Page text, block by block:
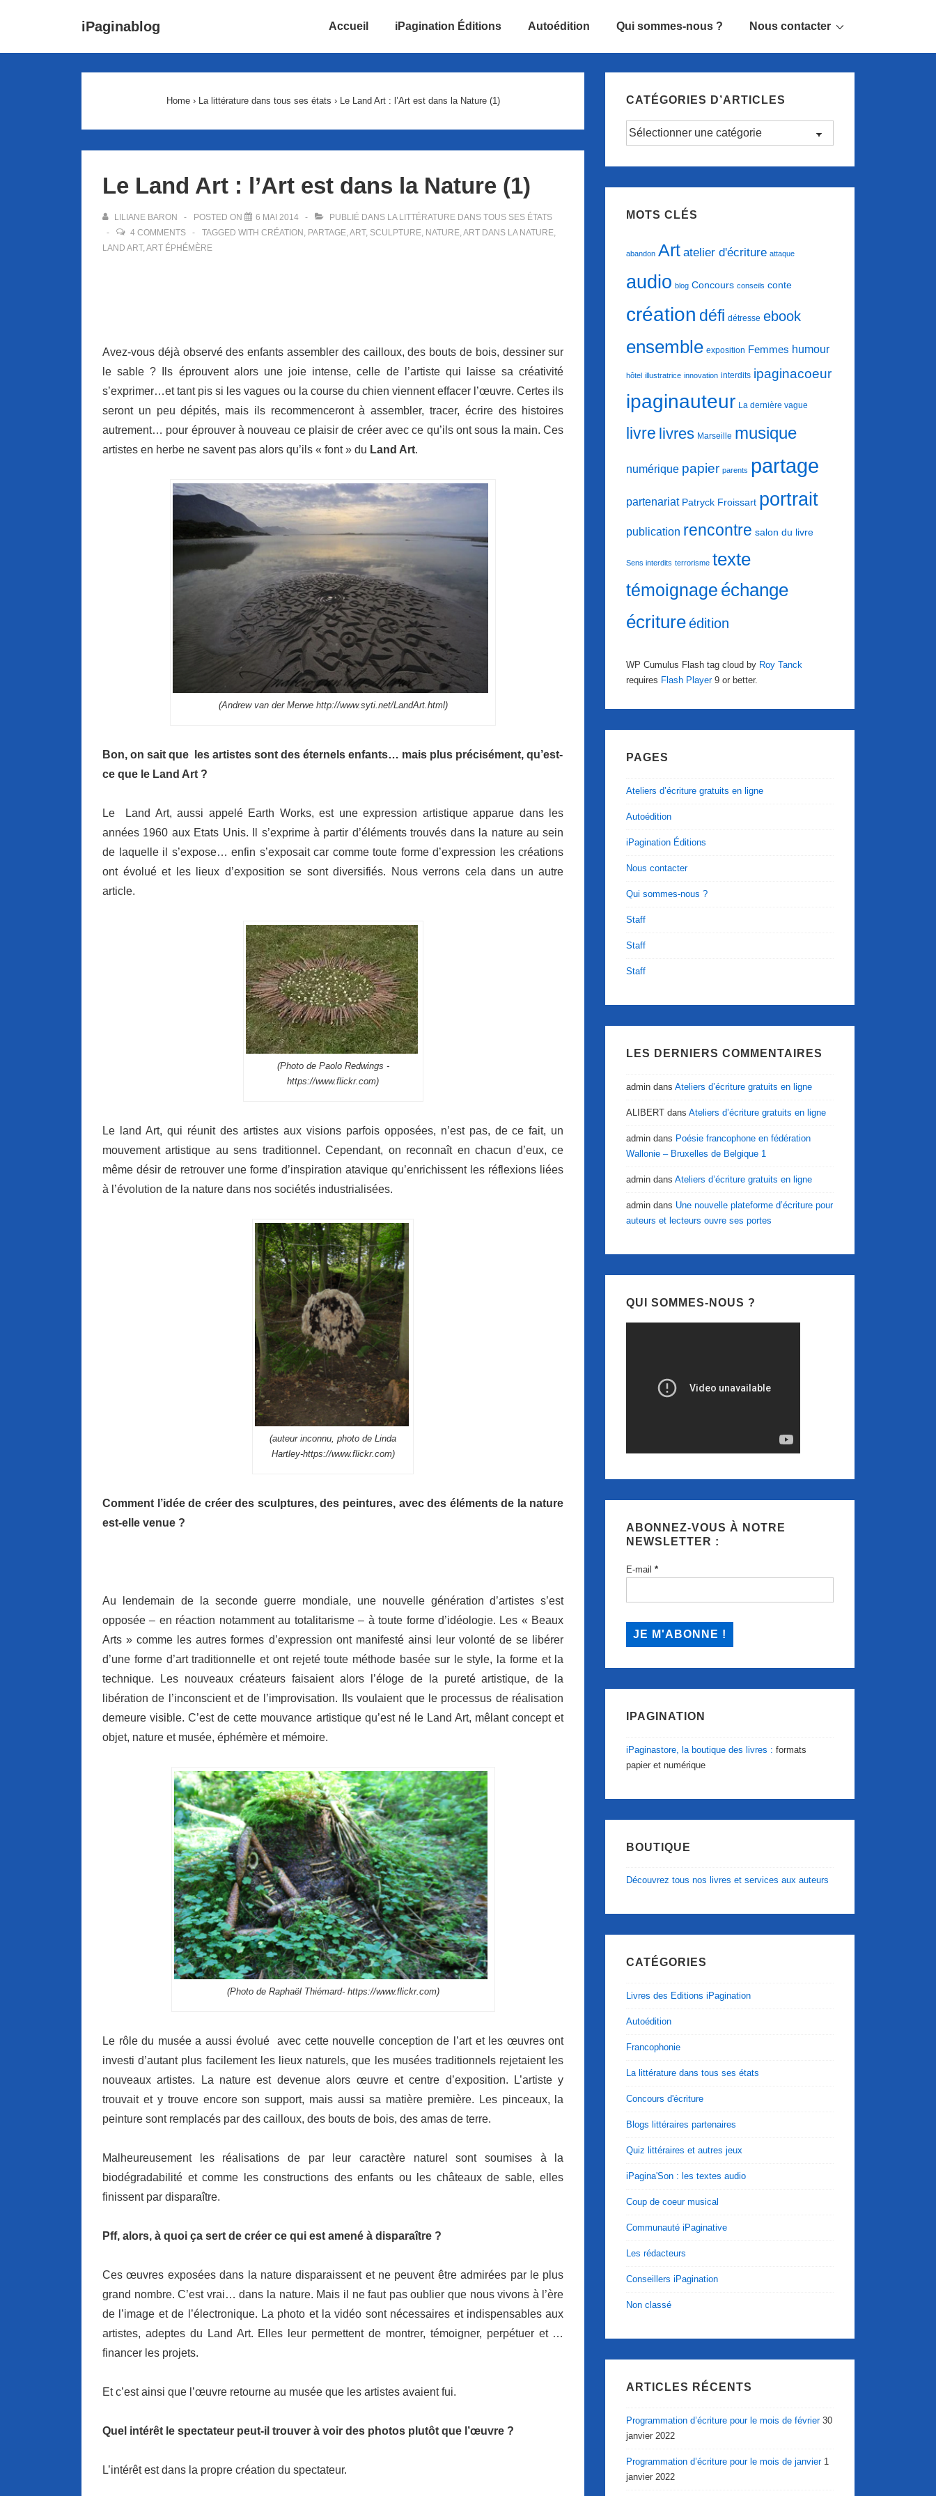
iPaginablog Accueil iPagination Éditions Autoédition Qui sommes-nous ? Nous contacter
Home › La littérature dans tous ses états › Le Land Art : l’Art est dans la Nature (1)
Le Land Art : l’Art est dans la Nature (1)
LILIANE BARON POSTED ON 6 MAI 2014 PUBLIÉ DANS LA LITTÉRATURE DANS TOUS SES ÉTATS
4 COMMENTS
TAGGED WITH CRÉATION , PARTAGE,ART, SCULPTURE, NATURE,ART DANS LA NATURE,
LAND ART,ART ÉPHÉMÈRE
Avez-vous déjà observé des enfants assembler des cailloux, des bouts de bois, dessiner sur
le sable ? Ils éprouvent alors une joie intense, celle de l’artiste qui laisse sa créativité
s’exprimer…et tant pis si les vagues ou la course du chien viennent effacer l’œuvre. Certes ils
seront un peu dépités, mais ils recommenceront à assembler, tracer, écrire des histoires
autrement… pour éprouver à nouveau ce plaisir de créer avec ce qu’ils ont sous la main. Ces
artistes en herbe ne savent pas alors qu’ils « font » du Land Art.
(Andrew van der Merwe http://www.syti.net/LandArt.html)
Bon, on sait que les artistes sont des éternels enfants… mais plus précisément, qu’est-
ce que le Land Art ?
Le Land Art, aussi appelé Earth Works, est une expression artistique apparue dans les
années 1960 aux Etats Unis. Il s’exprime à partir d’éléments trouvés dans la nature au sein
de laquelle il s’expose… enfin s’exposait car comme toute forme d’expression les créations
ont évolué et les lieux d’exposition se sont diversifiés. Nous verrons cela dans un autre
article.
(Photo de Paolo Redwings -
https://www.flickr.com)
Le land Art, qui réunit des artistes aux visions parfois opposées, n’est pas, de ce fait, un
mouvement artistique au sens traditionnel. Cependant, on reconnaît en chacun d’eux, ce
même désir de retrouver une forme d’inspiration atavique qu’enrichissent les réflexions liées
à l’évolution de la nature dans nos sociétés industrialisées.
(auteur inconnu, photo de Linda
Hartley-https://www.flickr.com)
Comment l’idée de créer des sculptures, des peintures, avec des éléments de la nature
est-elle venue ?
Au lendemain de la seconde guerre mondiale, une nouvelle génération d’artistes s’est
opposée – en réaction notamment au totalitarisme – à toute forme d’idéologie. Les « Beaux
Arts » comme les autres formes d’expression ont manifesté ainsi leur volonté de se libérer
d’une forme d’art traditionnelle et ont rejeté toute méthode basée sur le style, la forme et la
technique. Les nouveaux créateurs faisaient alors l’éloge de la pureté artistique, de la
libération de l’inconscient et de l’improvisation. Ils voulaient que le processus de réalisation
demeure visible. C’est de cette mouvance artistique qu’est né le Land Art, mêlant concept et
objet, nature et musée, éphémère et mémoire.
(Photo de Raphaël Thiémard- https://www.flickr.com)
Le rôle du musée a aussi évolué avec cette nouvelle conception de l’art et les œuvres ont
investi d’autant plus facilement les lieux naturels, que les musées traditionnels rejetaient les
nouveaux artistes. La nature est devenue alors œuvre et centre d’exposition. L’artiste y
trouvait et y trouve encore son support, mais aussi sa matière première. Les pinceaux, la
peinture sont remplacés par des cailloux, des bouts de bois, des amas de terre.
Malheureusement les réalisations de par leur caractère naturel sont soumises à la
biodégradabilité et comme les constructions des enfants ou les châteaux de sable, elles
finissent par disparaître.
Pff, alors, à quoi ça sert de créer ce qui est amené à disparaître ?
Ces œuvres exposées dans la nature disparaissent et ne peuvent être admirées par le plus
grand nombre. C’est vrai… dans la nature. Mais il ne faut pas oublier que nous vivons à l’ère
de l’image et de l’électronique. La photo et la vidéo sont nécessaires et indispensables aux
artistes, adeptes du Land Art. Elles leur permettent de montrer, témoigner, perpétuer et …
financer les projets.
Et c’est ainsi que l’œuvre retourne au musée que les artistes avaient fui.
Quel intérêt le spectateur peut-il trouver à voir des photos plutôt que l’œuvre ?
L’intérêt est dans la propre création du spectateur.
CATÉGORIES D’ARTICLES
Catégories
MOTS CLÉS
abandon Art atelier d'écriture attaque
audio blog Concours conseils conte
création défi détresse ebook
ensemble exposition Femmes humour
hôtel illustratrice innovation interdits ipaginacoeur
ipaginauteur La dernière vague
livre livres Marseille musique
numérique papier parents partage
partenariat Patryck Froissart portrait
publication rencontre salon du livre
Sens interdits terrorisme texte
témoignage échange
écritureédition
WP Cumulus Flash tag cloud by Roy Tanck
requires Flash Player9 or better.
PAGES
Ateliers d’écriture gratuits en ligne
Autoédition
iPagination Éditions
Nous contacter
Qui sommes-nous ?
Staff
Staff
Staff
LES DERNIERS COMMENTAIRES
admin dansAteliers d’écriture gratuits en ligne
ALIBERT dansAteliers d’écriture gratuits en ligne
admin dans Poésie francophone en fédération
Wallonie – Bruxelles de Belgique 1
admin dansAteliers d’écriture gratuits en ligne
admin dans Une nouvelle plateforme d’écriture pour
auteurs et lecteurs ouvre ses portes
QUI SOMMES-NOUS ?
ABONNEZ-VOUS À NOTRE
NEWSLETTER :
E-mail*
IPAGINATION
iPaginastore, la boutique des livres : formats
papier et numérique
BOUTIQUE
Découvrez tous nos livres et services aux auteurs
CATÉGORIES
Livres des Editions iPagination
Autoédition
Francophonie
La littérature dans tous ses états
Concours d'écriture
Blogs littéraires partenaires
Quiz littéraires et autres jeux
iPagina'Son : les textes audio
Coup de coeur musical
Communauté iPaginative
Les rédacteurs
Conseillers iPagination
Non classé
ARTICLES RÉCENTS
Programmation d’écriture pour le mois de février 30
janvier 2022
Programmation d’écriture pour le mois de janvier 1
janvier 2022